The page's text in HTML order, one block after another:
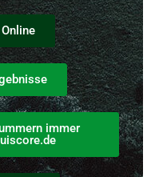
immer